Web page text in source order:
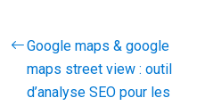
Google maps & google
maps street view : outil
d’analyse SEO pour les